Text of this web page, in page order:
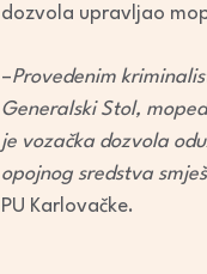
dozvola upravljao
–Provedenim
Generalski Stol,
je vozačka dozvola
opojnog sredstva
PU Karlovačke.